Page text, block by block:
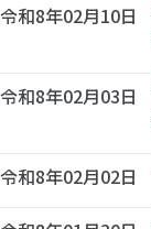
令和8年02月10日
令和8年02月03日
令和8年02月02日